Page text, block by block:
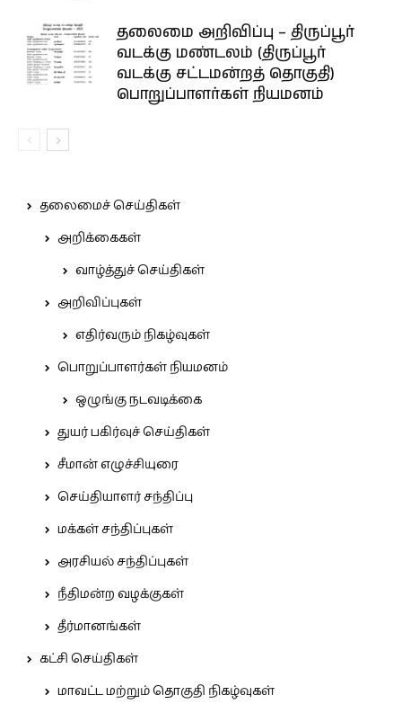
தலைமை அறிவிப்பு – திருப்பூர்
வடக்கு மண்டலம் (திருப்பூர்
வடக்கு சட்டமன்றத் தொகுதி)
பொறுப்பாளர்கள் நியமனம்
தலைமைச் செய்திகள்
அறிக்கைகள்
வாழ்த்துச் செய்திகள்
அறிவிப்புகள்
எதிர்வரும் நிகழ்வுகள்
பொறுப்பாளர்கள் நியமனம்
ஒழுங்கு நடவடிக்கை
துயர் பகிர்வுச் செய்திகள்
சீமான் எழுச்சியுரை
செய்தியாளர் சந்திப்பு
மக்கள் சந்திப்புகள்
அரசியல் சந்திப்புகள்
நீதிமன்ற வழக்குகள்
தீர்மானங்கள்
கட்சி செய்திகள்
மாவட்ட மற்றும் தொகுதி நிகழ்வுகள்